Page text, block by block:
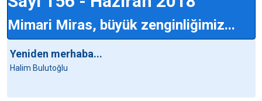
Mimari Miras, büyük zenginliğimiz...
Yeniden merhaba...
Halim Bulutoğlu